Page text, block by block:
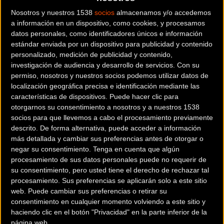
Nosotros y nuestros 1538 socios almacenamos y/o accedemos
a información en un dispositivo, como cookies, y procesamos
datos personales, como identificadores únicos e información
estándar enviada por un dispositivo para publicidad y contenido
personalizado, medición de publicidad y contenido,
investigación de audiencia y desarrollo de servicios. Con su
permiso, nosotros y nuestros socios podemos utilizar datos de
localización geográfica precisa e identificación mediante las
características de dispositivos. Puede hacer clic para
otorgarnos su consentimiento a nosotros y a nuestros 1538
socios para que llevemos a cabo el procesamiento previamente
descrito. De forma alternativa, puede acceder a información
más detallada y cambiar sus preferencias antes de otorgar o
negar su consentimiento. Tenga en cuenta que algún
procesamiento de sus datos personales puede no requerir de
su consentimiento, pero usted tiene el derecho de rechazar tal
procesamiento. Sus preferencias se aplicarán solo a este sitio
web. Puede cambiar sus preferencias o retirar su
consentimiento en cualquier momento volviendo a este sitio y
haciendo clic en el botón "Privacidad" en la parte inferior de la
página web.
variada oferta de destinos, productos y servicios
relacionados con el cicloturismo en España. Asimismo
acogerá un Foro con un completo programa de jornadas
técnicas referidas al Turismo en Bicicleta.
Al igual que en la pasada edición, para complementar esta
sección, organizaremos un Fam Trip que este año será
acogido por Costa Daurada con la visita de varios
touroperadores de diferentes países. Estos tendrán la
oportunidad de conocer de primera mano diversas zonas y
rutas por España.
Además, el viernes por la mañana los touroperadores
visitarán el Salón y será la ocasión para celebrar un
workshop, o mesa de contratación, y reunirse con los
diferentes expositores de este espacio.